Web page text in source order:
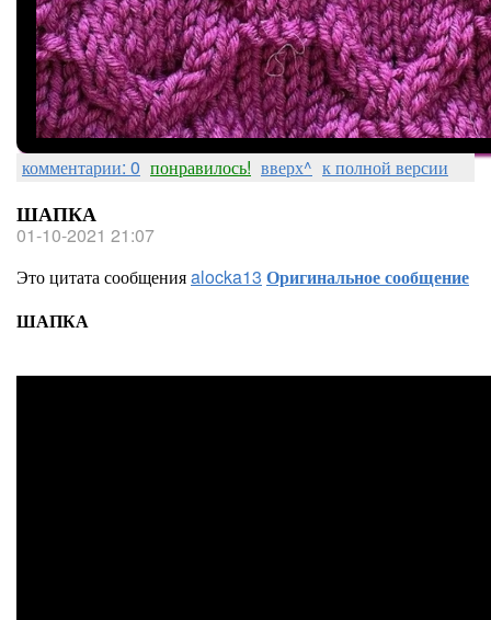
комментарии: 0 понравилось! вверх^ к полной версии
ШАПКА
01-10-2021 21:07
Это цитата сообщенияalocka13 Оригинальное сообщение
ШАПКА